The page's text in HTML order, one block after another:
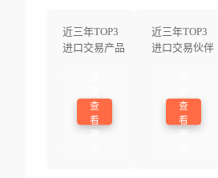
近三年TOP3
进口交易产品
查
看
近三年TOP3
进口交易伙伴
查
看